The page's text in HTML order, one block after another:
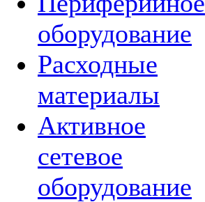
оборудование
Расходные
материалы
Активное
сетевое
оборудование